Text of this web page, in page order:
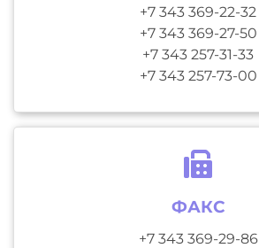
+7 343 369-22-32
+7 343 369-27-50
+7 343 257-31-33
+7 343 257-73-00
ФАКС
+7 343 369-29-86